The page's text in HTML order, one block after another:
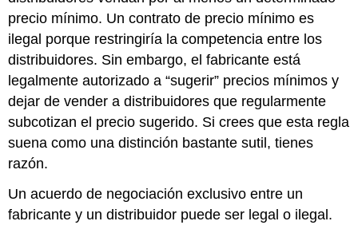
precio mínimo. Un contrato de precio mínimo es
ilegal porque restringiría la competencia entre los
distribuidores. Sin embargo, el fabricante está
legalmente autorizado a “sugerir” precios mínimos y
dejar de vender a distribuidores que regularmente
subcotizan el precio sugerido. Si crees que esta regla
suena como una distinción bastante sutil, tienes
razón.
Un acuerdo de negociación exclusivo entre un
fabricante y un distribuidor puede ser legal o ilegal.